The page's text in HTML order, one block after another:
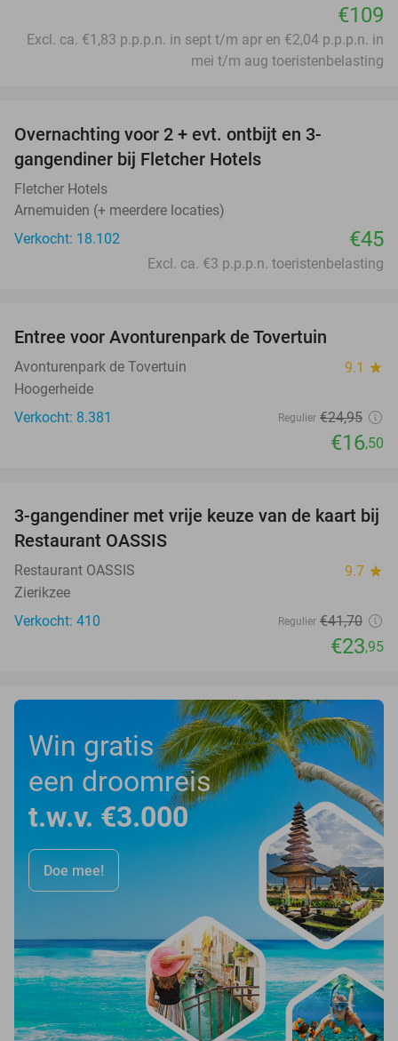
€109
Excl. ca. €1,83 p.p.p.n. in sept t/m apr en €2,04 p.p.p.n. in
mei t/m aug toeristenbelasting
Overnachting voor 2 + evt. ontbijt en 3-
gangendiner bij Fletcher Hotels
Fletcher Hotels
Arnemuiden (+ meerdere locaties)
Verkocht: 18.102
€45
Excl. ca. €3 p.p.p.n. toeristenbelasting
Entree voor Avonturenpark de Tovertuin
Avonturenpark de Tovertuin 9.1 star
Hoogerheide
Verkocht: 8.381
Regulier €24,95
€16,50
43%
3-gangendiner met vrije keuze van de kaart bij
Restaurant OASSIS
Restaurant OASSIS 9.7 star
Zierikzee
Verkocht: 410
Regulier €41,70
€23,95
Win gratis
een droomreis
t.w.v. €3.000
Doe mee!